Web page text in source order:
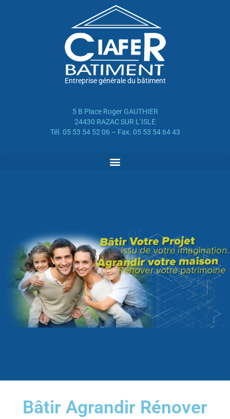
Entreprise générale du bâtiment
5 B Place Roger GAUTHIER
24430 RAZAC SUR L’ISLE
Tél. 05 53 54 52 06 – Fax. 05 53 54 64 43
Bâtir Agrandir Rénover